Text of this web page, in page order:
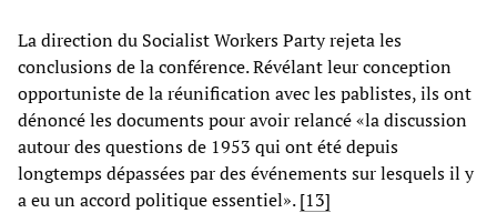
La direction du Socialist Workers Party rejeta les
conclusions de la conférence. Révélant leur conception
opportuniste de la réunification avec les pablistes, ils ont
dénoncé les documents pour avoir relancé «la discussion
autour des questions de 1953 qui ont été depuis
longtemps dépassées par des événements sur lesquels il y
a eu un accord politique essentiel».[13]